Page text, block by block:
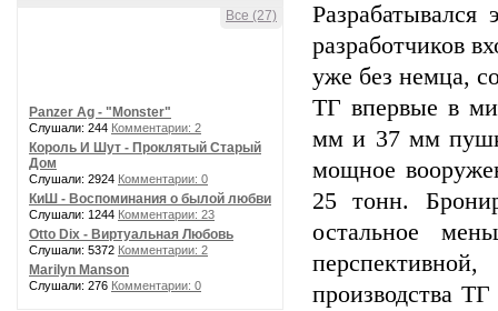
Все (27)
Panzer Ag - "Monster"
Слушали: 244 Комментарии: 2
Король И Шут - Проклятый Старый
Дом
Слушали: 2924 Комментарии: 0
КиШ - Воспоминания о былой любви
Слушали: 1244 Комментарии: 23
Otto Dix - Виртуальная Любовь
Слушали: 5372 Комментарии: 2
Marilyn Manson
Слушали: 276 Комментарии: 0
разработчиков
уже без немца,
ТГ впервые в
мм и 37 мм
мощное
25 тонн.
остальное
производства